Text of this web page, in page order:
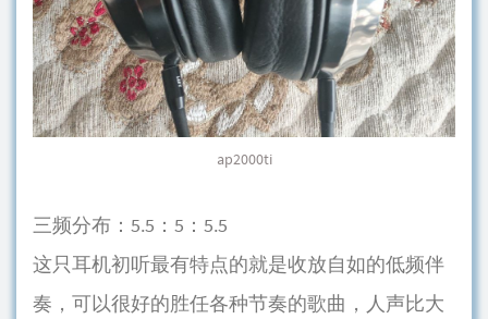
ap2000ti
三频分布：5.5：5：5.5
这只耳机初听最有特点的就是收放自如的低频伴
奏，可以很好的胜任各种节奏的歌曲，人声比大